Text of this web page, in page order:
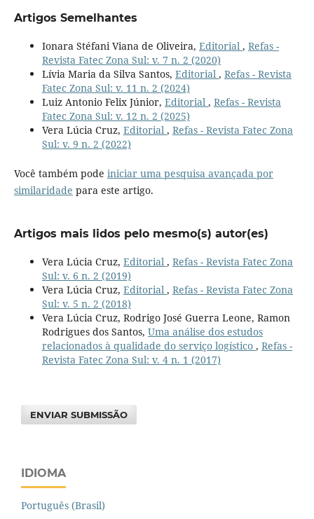
Artigos Semelhantes
Ionara Stéfani Viana de Oliveira, Editorial , Refas -
Revista Fatec Zona Sul: v. 7 n. 2 (2020)
Lívia Maria da Silva Santos, Editorial , Refas - Revista
Fatec Zona Sul: v. 11 n. 2 (2024)
Luiz Antonio Felix Júnior, Editorial , Refas - Revista
Fatec Zona Sul: v. 12 n. 2 (2025)
Vera Lúcia Cruz, Editorial , Refas - Revista Fatec Zona
Sul: v. 9 n. 2 (2022)
Você também pode iniciar uma pesquisa avançada por
similaridade para este artigo.
Artigos mais lidos pelo mesmo(s) autor(es)
Vera Lúcia Cruz, Editorial , Refas - Revista Fatec Zona
Sul: v. 6 n. 2 (2019)
Vera Lúcia Cruz, Editorial , Refas - Revista Fatec Zona
Sul: v. 5 n. 2 (2018)
Vera Lúcia Cruz, Rodrigo José Guerra Leone, Ramon
Rodrigues dos Santos, Uma análise dos estudos
relacionados à qualidade do serviço logístico , Refas -
Revista Fatec Zona Sul: v. 4 n. 1 (2017)
ENVIAR SUBMISSÃO
IDIOMA
Português (Brasil)